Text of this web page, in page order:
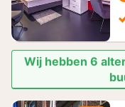
Wij hebben 6